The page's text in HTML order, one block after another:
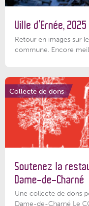
Ville d’Ernée,
Retour en images sur
commune. Encore
Collecte de dons
Soutenez la
Dame-de-Charné
Une collecte de dons
Dame-de-Charné Le